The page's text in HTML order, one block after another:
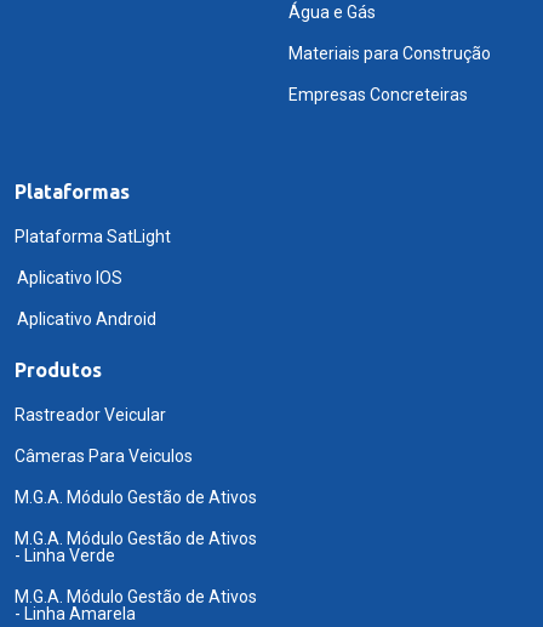
Água e Gás
Materiais para Construção
Empresas Concreteiras
Plataformas
Plataforma SatLight
Aplicativo IOS
Aplicativo Android
Produtos
Rastreador Veicular
Câmeras Para Veiculos
M.G.A. Módulo Gestão de Ativos
M.G.A. Módulo Gestão de Ativos
- Linha Verde
M.G.A. Módulo Gestão de Ativos
- Linha Amarela